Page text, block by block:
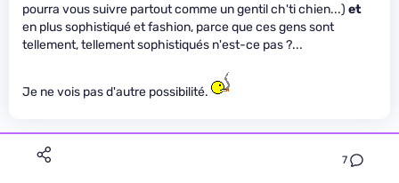
7
pourra vous suivre partout comme un gentil ch'ti chien...) et
en plus sophistiqué et fashion, parce que ces gens sont
tellement, tellement sophistiqués n'est-ce pas ?...
Je ne vois pas d'autre possibilité.